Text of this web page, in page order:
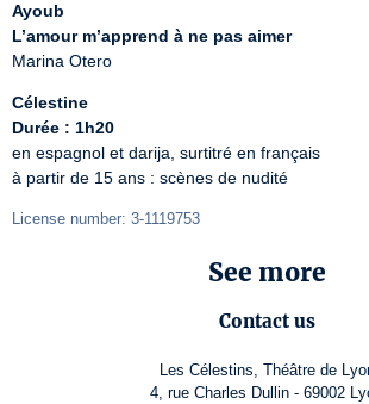
Ayoub
L’amour m’apprend à ne pas aimer
Marina Otero
Célestine
Durée : 1h20
en espagnol et darija, surtitré en français
à partir de 15 ans : scènes de nudité
License number: 3-1119753
See more
Contact us
Les Célestins, Théâtre de
4, rue Charles Dullin - 69002